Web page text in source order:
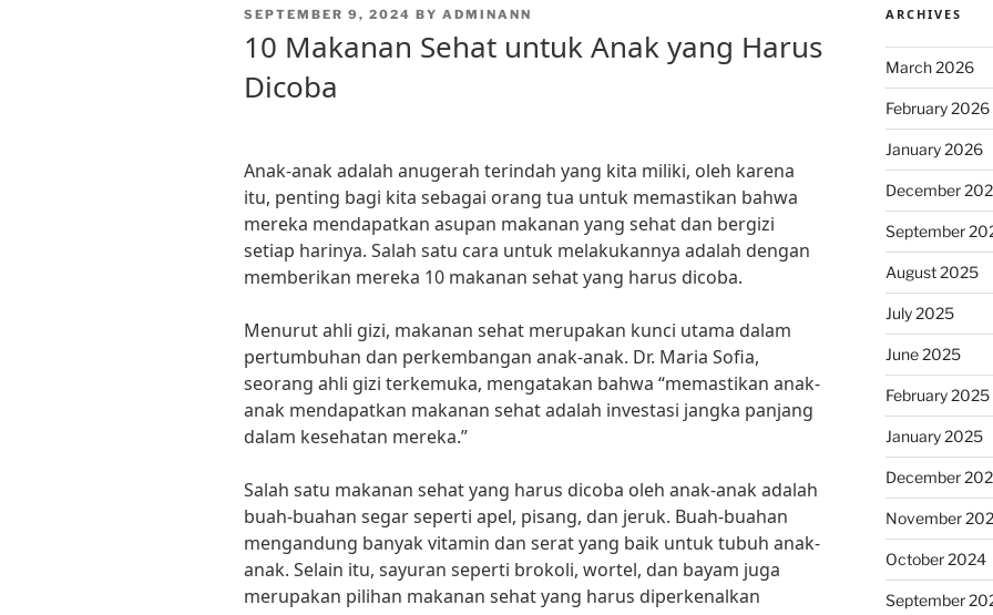
POSTED
SEPTEMBER 9, 2024 BY ADMINANN
10 Makanan Sehat untuk Anak yang Harus
Dicoba
Anak-anak adalah anugerah terindah yang kita miliki, oleh karena
itu, penting bagi kita sebagai orang tua untuk memastikan bahwa
mereka mendapatkan asupan makanan yang sehat dan bergizi
setiap harinya. Salah satu cara untuk melakukannya adalah dengan
memberikan mereka 10 makanan sehat yang harus dicoba.
Menurut ahli gizi, makanan sehat merupakan kunci utama dalam
pertumbuhan dan perkembangan anak-anak. Dr. Maria Sofia,
seorang ahli gizi terkemuka, mengatakan bahwa “memastikan anak-
anak mendapatkan makanan sehat adalah investasi jangka panjang
dalam kesehatan mereka.”
Salah satu makanan sehat yang harus dicoba oleh anak-anak adalah
buah-buahan segar seperti apel, pisang, dan jeruk. Buah-buahan
mengandung banyak vitamin dan serat yang baik untuk tubuh anak-
anak. Selain itu, sayuran seperti brokoli, wortel, dan bayam juga
merupakan pilihan makanan sehat yang harus diperkenalkan
ARCHIVES
March 2026
February 2026
January 2026
December
September
August 2025
July 2025
June 2025
February 2025
January 2025
December
November
October 2024
September